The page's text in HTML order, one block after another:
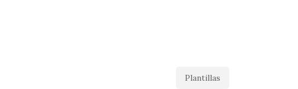
Plantillas